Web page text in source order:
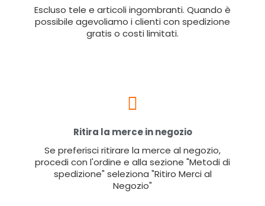
Escluso tele e articoli ingombranti. Quando è
possibile agevoliamo i clienti con spedizione
gratis o costi limitati.
Ritira la merce in negozio
Se preferisci ritirare la merce al negozio,
procedi con l'ordine e alla sezione "Metodi di
spedizione" seleziona "Ritiro Merci al
Negozio"